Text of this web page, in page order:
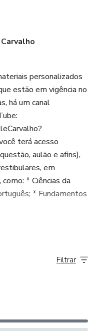
personalizados
estão em vigência no
há um canal
terá acesso
aulão e afins),
em
* Ciências da
* Fundamentos
Filtrar